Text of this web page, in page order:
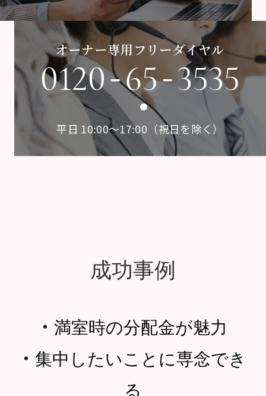
オーナー専用フリーダイヤル
0120-65-3535
平日 10:00〜17:00（祝日を除く）
成功事例
・ 満室時の分配金が魅力
・ 集中したいことに専念でき
る